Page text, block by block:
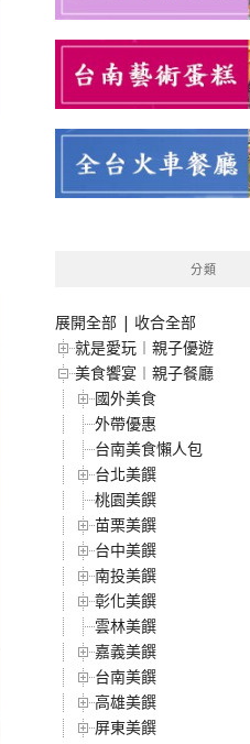
分類
展開全部 | 收合全部
就是愛玩︱親子優遊
美食饗宴︱親子餐廳
國外美食
外帶優惠
台南美食懶人包
台北美饌
桃園美饌
苗栗美饌
台中美饌
南投美饌
彰化美饌
雲林美饌
嘉義美饌
台南美饌
高雄美饌
屏東美饌